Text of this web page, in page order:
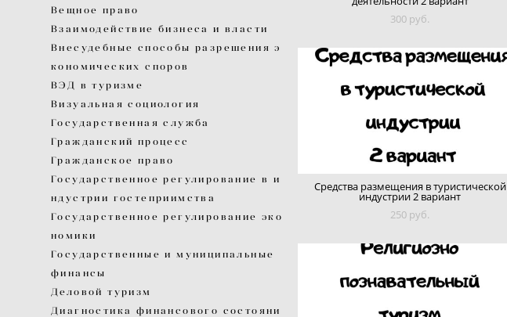
Вещное право
Взаимодействие бизнеса и власти
Внесудебные способы разрешения э
кономических споров
ВЭД в туризме
Визуальная социология
Государственная служба
Гражданский процесс
Гражданское право
Государственное регулирование в и
ндустрии гостеприимства
Государственное регулирование эко
номики
Государственные и муниципальные
финансы
Деловой туризм
Диагностика финансового состояни
300 pуб.
Средства размещения в туристической
индустрии 2 вариант
250 pуб.